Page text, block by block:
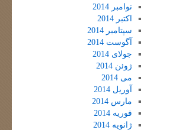
نوامبر 2014
اکتبر 2014
سپتامبر 2014
آگوست 2014
جولای 2014
ژوئن 2014
می 2014
آوریل 2014
مارس 2014
فوریه 2014
ژانویه 2014